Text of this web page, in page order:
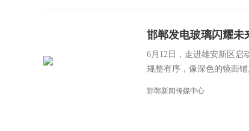
邯郸发电玻璃闪耀未
6月12日，走进雄安新区启
规整有序，像深色的镜面
邯郸新闻传媒中心